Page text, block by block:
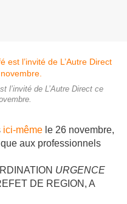
l’invité de L’Autre Direct ce
ici-même le 26 novembre,
aux professionnels
URGENCE
DE REGION, A